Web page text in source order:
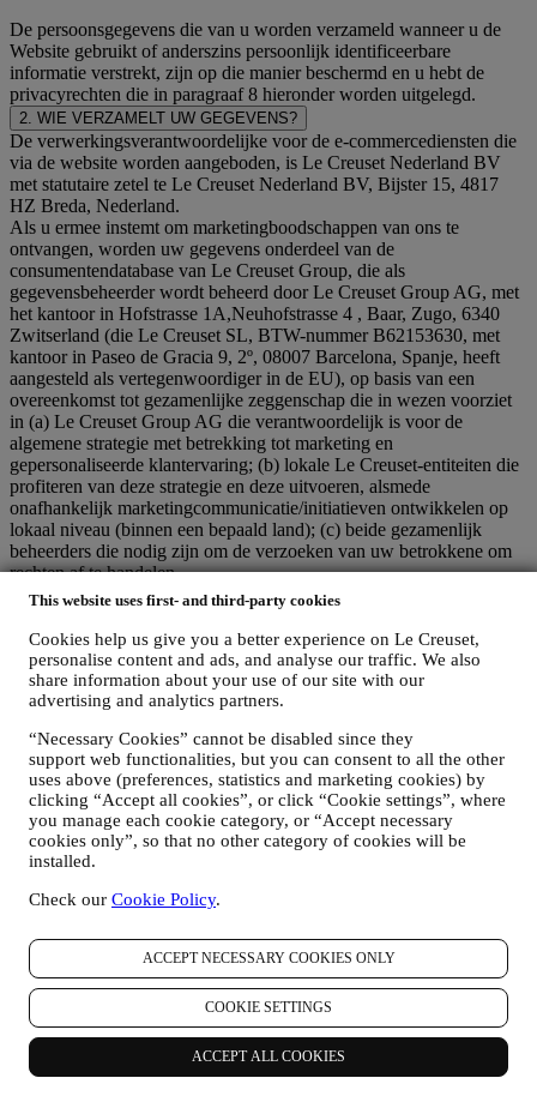
This website uses first- and third-party cookies
Cookies help us give you a better experience on Le Creuset,
personalise content and ads, and analyse our traffic. We also
share information about your use of our site with our
advertising and analytics partners.
“Necessary Cookies” cannot be disabled since they
support web functionalities, but you can consent to all the other
uses above (preferences, statistics and marketing cookies) by
clicking “Accept all cookies”, or click “Cookie settings”, where
you manage each cookie category, or “Accept necessary
cookies only”, so that no other category of cookies will be
installed.
Check our Cookie Policy.
ACCEPT NECESSARY COOKIES ONLY
COOKIE SETTINGS
ACCEPT ALL COOKIES
De persoonsgegevens die van u worden verzameld wanneer u de
Website gebruikt of anderszins persoonlijk identificeerbare
informatie verstrekt, zijn op die manier beschermd en u hebt de
privacyrechten die in paragraaf 8 hieronder worden uitgelegd.
2. WIE VERZAMELT UW GEGEVENS?
De verwerkingsverantwoordelijke voor de e-commercediensten die
via de website worden aangeboden, is Le Creuset Nederland BV
met statutaire zetel te Le Creuset Nederland BV, Bijster 15, 4817
HZ Breda, Nederland.
Als u ermee instemt om marketingboodschappen van ons te
ontvangen, worden uw gegevens onderdeel van de
consumentendatabase van Le Creuset Group, die als
gegevensbeheerder wordt beheerd door Le Creuset Group AG, met
het kantoor in Hofstrasse 1A,Neuhofstrasse 4 , Baar, Zugo, 6340
Zwitserland (die Le Creuset SL, BTW-nummer B62153630, met
kantoor in Paseo de Gracia 9, 2º, 08007 Barcelona, Spanje, heeft
aangesteld als vertegenwoordiger in de EU), op basis van een
overeenkomst tot gezamenlijke zeggenschap die in wezen voorziet
in (a) Le Creuset Group AG die verantwoordelijk is voor de
algemene strategie met betrekking tot marketing en
gepersonaliseerde klantervaring; (b) lokale Le Creuset-entiteiten die
profiteren van deze strategie en deze uitvoeren, alsmede
onafhankelijk marketingcommunicatie/initiatieven ontwikkelen op
lokaal niveau (binnen een bepaald land); (c) beide gezamenlijk
beheerders die nodig zijn om de verzoeken van uw betrokkene om
rechten af te handelen.
3. WAAROM VERZAMELEN WIJ DEZE GEGEVENS?
VOOR ONZE WETTELIJKE VERPLICHTINGEN
Mogelijk moeten we bepaalde gegevens over u verwerken om
te voldoen aan onze wettelijke verplichtingen en andere
OM EEN LE CREUSET-ACCOUNT AAN TE MAKEN
We zullen uw gegevens gebruiken om een Le Creuset-
account aan te maken die u toegang geeft tot een reeks
voordelen voor geregistreerde gebruikers, om beter te kunnen
genieten van onze diensten, zoals sneller afrekenen, meerdere
verzendadressen opslaan, bestellingen bekijken en volgen.
deze diensten aan u als Le Creuset-accounthouder te leveren.
PRODUCTEN, DIENSTEN EN ASSISTENTIE AAN U
TE LEVEREN
Wij zullen uw gegevens gebruiken om onze contractuele
relatie met u, uw aankoop van producten op de Website, uw
gebruik van de Website, eventuele latere hulp na de verkoop
of uw deelname aan onze wedstrijden te beheren. Mogelijk
moeten we bepaalde gegevens over u verwerken voor onze